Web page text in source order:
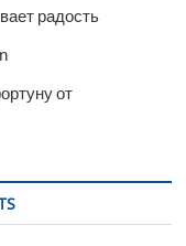
радость
от